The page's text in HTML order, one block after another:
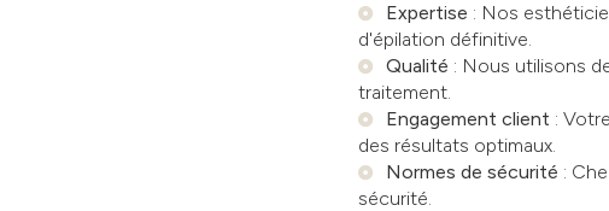
Expertise : Nos
d'épilation définitive.
Qualité : Nous utilisons
traitement.
Engagement client :
des résultats optimaux.
Normes de sécurité :
sécurité.